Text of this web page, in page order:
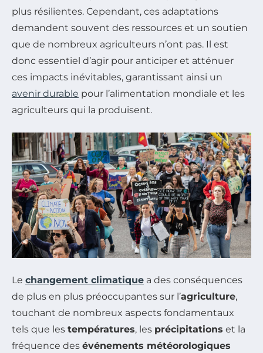
plus résilientes. Cependant, ces adaptations
demandent souvent des ressources et un soutien
que de nombreux agriculteurs n’ont pas. Il est
donc essentiel d’agir pour anticiper et atténuer
ces impacts inévitables, garantissant ainsi un
avenir durable pour l’alimentation mondiale et les
agriculteurs qui la produisent.
Le changement climatique a des conséquences
de plus en plus préoccupantes sur l’agriculture,
touchant de nombreux aspects fondamentaux
tels que les températures, les précipitations et la
fréquence des événements météorologiques